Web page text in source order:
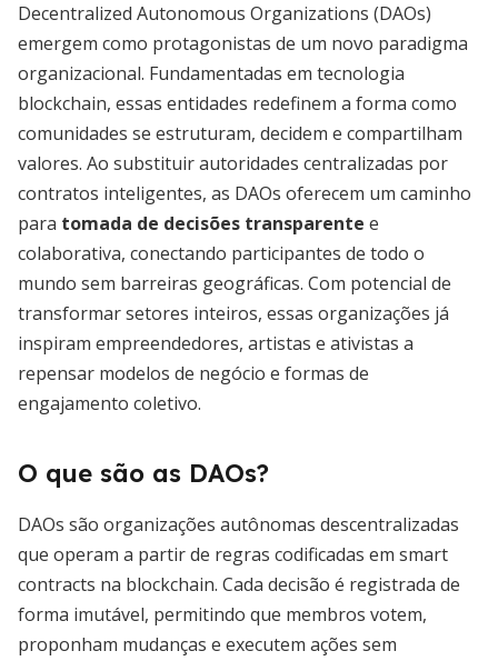
Decentralized Autonomous Organizations (DAOs)
emergem como protagonistas de um novo paradigma
organizacional. Fundamentadas em tecnologia
blockchain, essas entidades redefinem a forma como
comunidades se estruturam, decidem e compartilham
valores. Ao substituir autoridades centralizadas por
contratos inteligentes, as DAOs oferecem um caminho
para tomada de decisões transparente e
colaborativa, conectando participantes de todo o
mundo sem barreiras geográficas. Com potencial de
transformar setores inteiros, essas organizações já
inspiram empreendedores, artistas e ativistas a
repensar modelos de negócio e formas de
engajamento coletivo.
O que são as DAOs?
DAOs são organizações autônomas descentralizadas
que operam a partir de regras codificadas em smart
contracts na blockchain. Cada decisão é registrada de
forma imutável, permitindo que membros votem,
proponham mudanças e executem ações sem